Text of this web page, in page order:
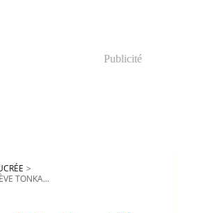
Publicité
>
TONKA...